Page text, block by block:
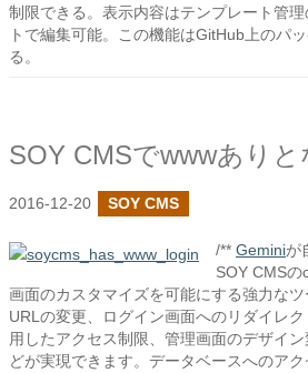
制限できる。表示内容はテンプレート管
トで編集可能。この機能はGitHub上のパ
る。
2016-12-20 SOY CMS
/** Geminiが
SOY CMS
画面のカスタマイズを可能にする強力な
URLの変更、ログイン画面へのリダイレ
用したアクセス制限、管理画面のデザイ
どが実現できます。データベースへのア